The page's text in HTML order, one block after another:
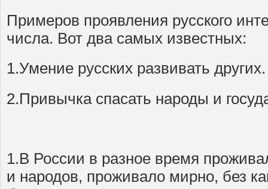
Примеров проявления русского
числа. Вот два самых известных:
1.Умение русских развивать других.
2.Привычка спасать народы и
1.В России в разное время
и народов, проживало мирно, без